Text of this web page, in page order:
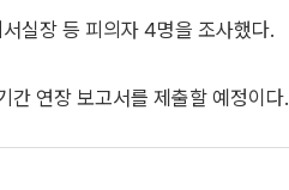
실장 등 피의자 4명을 조사했다.
간 연장 보고서를 제출할 예정이다.